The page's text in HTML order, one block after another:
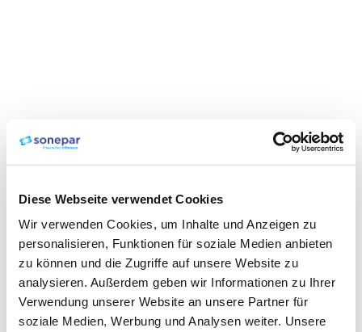
Diese Webseite verwendet Cookies
Wir verwenden Cookies, um Inhalte und Anzeigen zu
personalisieren, Funktionen für soziale Medien anbieten
zu können und die Zugriffe auf unsere Website zu
analysieren. Außerdem geben wir Informationen zu Ihrer
Verwendung unserer Website an unsere Partner für
soziale Medien, Werbung und Analysen weiter. Unsere